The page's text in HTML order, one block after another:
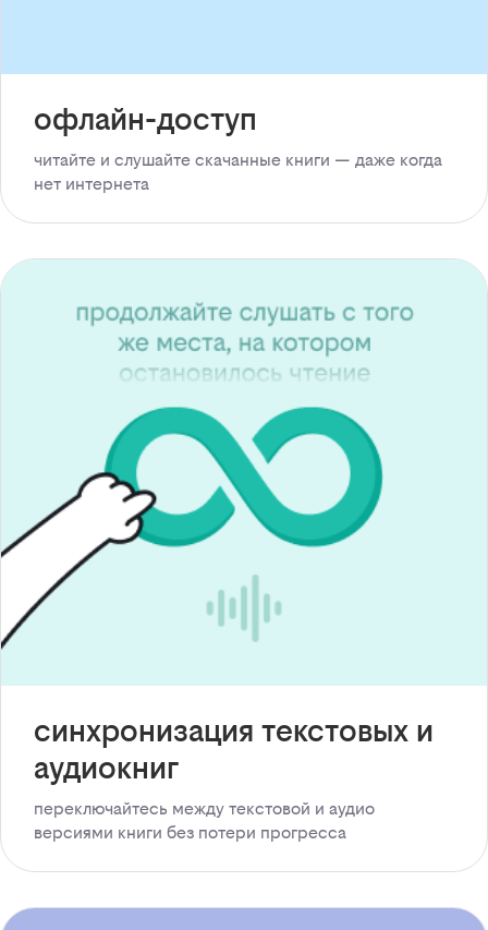
офлайн-доступ
читайте и слушайте скачанные книги — даже когда
нет интернета
синхронизация текстовых и
аудиокниг
переключайтесь между текстовой и аудио
версиями книги без потери прогресса